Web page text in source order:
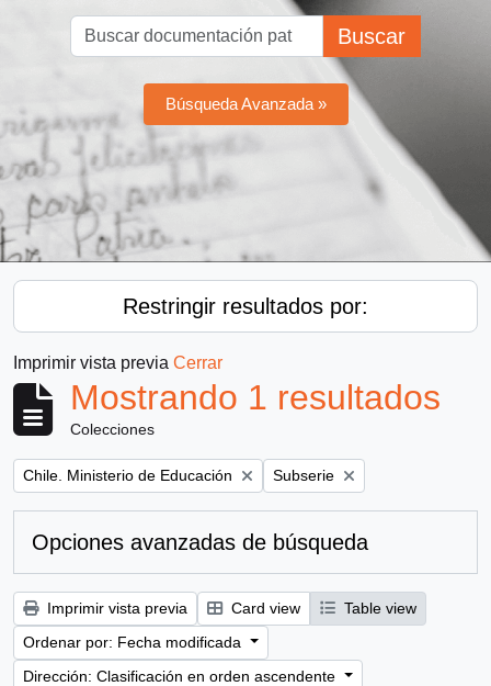
Buscar
Búsqueda Avanzada »
Restringir resultados por:
Imprimir vista previa Cerrar
Mostrando 1 resultados
Colecciones
Remove filter:
Chile. Ministerio de Educación Remove filter:
Subserie
Opciones avanzadas de búsqueda
Imprimir vista previa Card view
Table view
Ordenar por: Fecha modificada
Dirección: Clasificación en orden ascendente